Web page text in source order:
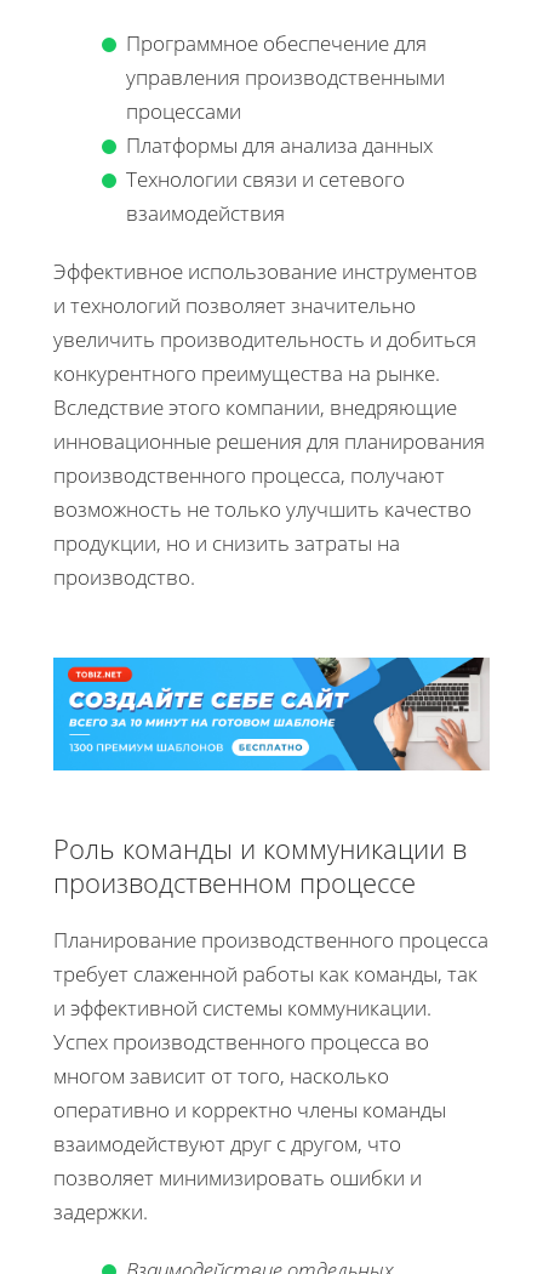
Программное обеспечение для
управления производственными
процессами
Платформы для анализа данных
Технологии связи и сетевого
взаимодействия
Эффективное использование инструментов
и технологий позволяет значительно
увеличить производительность и добиться
конкурентного преимущества на рынке.
Вследствие этого компании, внедряющие
инновационные решения для планирования
производственного процесса, получают
возможность не только улучшить качество
продукции, но и снизить затраты на
производство.
Роль команды и коммуникации в
производственном процессе
Планирование производственного процесса
требует слаженной работы как команды, так
и эффективной системы коммуникации.
Успех производственного процесса во
многом зависит от того, насколько
оперативно и корректно члены команды
взаимодействуют друг с другом, что
позволяет минимизировать ошибки и
задержки.